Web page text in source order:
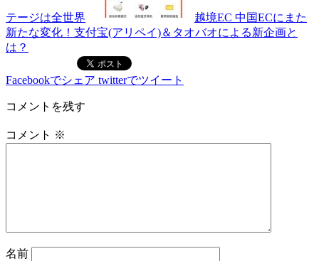
テージは全世界
越境EC 中国ECにまた
新たな変化！支付宝(アリペイ)＆タオバオによる新企画と
は？
Facebookでシェア twitterでツイート
コメントを残す
コメント ※
名前